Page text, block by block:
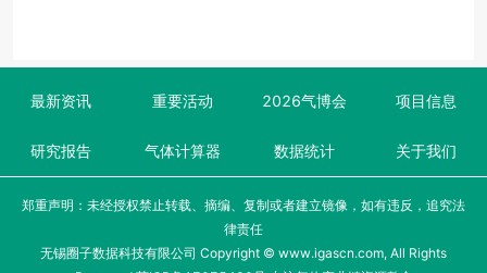
最新资讯 重要活动 2026气博会 项目信息
研究报告 气体计算器 数据统计 关于我们
郑重声明：未经授权禁止转载、摘编、复制或者建立镜像，如有违反，追究法
律责任
无锡圈子数据科技有限公司 Copyright © www.igascn.com, All Rights